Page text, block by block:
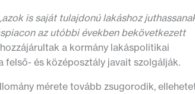
is saját tulajdonú lakáshoz
az utóbbi években bekövetkezett
a kormány lakáspolitikai
felső- és középosztály javait szolgálják.
mérete tovább zsugorodik,